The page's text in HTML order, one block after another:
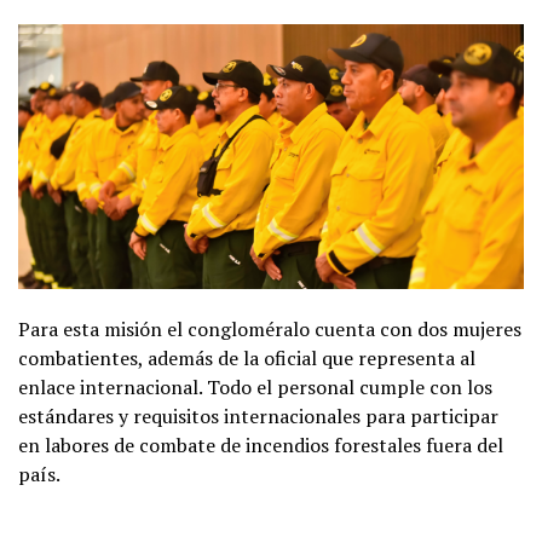
Para esta misión el congloméralo cuenta con dos mujeres
combatientes, además de la oficial que representa al
enlace internacional. Todo el personal cumple con los
estándares y requisitos internacionales para participar
en labores de combate de incendios forestales fuera del
país.